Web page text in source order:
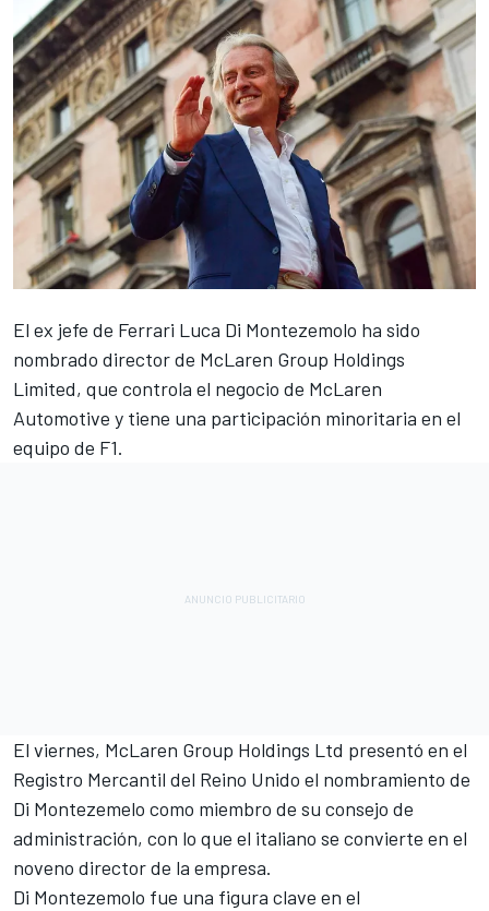
El ex jefe de Ferrari Luca Di Montezemolo ha sido
nombrado director de McLaren Group Holdings
Limited, que controla el negocio de McLaren
Automotive y tiene una participación minoritaria en el
equipo de F1.
El viernes, McLaren Group Holdings Ltd presentó en el
Registro Mercantil del Reino Unido el nombramiento de
Di Montezemelo como miembro de su consejo de
administración, con lo que el italiano se convierte en el
noveno director de la empresa.
Di Montezemolo fue una figura clave en el